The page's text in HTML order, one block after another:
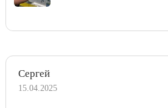
Сергей
15.04.2025